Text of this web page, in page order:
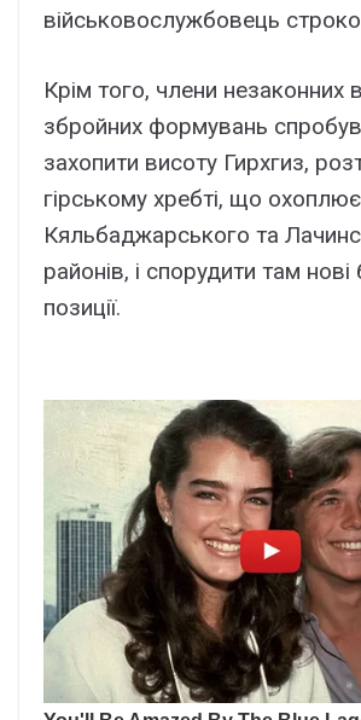
військовослужбовець
Крім того, члени незаконних
збройних формувань
захопити висоту Гирхгиз,
гірському хребті, що
Кяльбаджарського та
районів, і спорудити там нові
позиції.